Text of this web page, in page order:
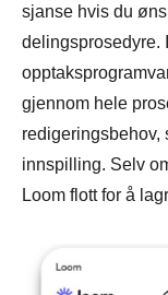
sjanse hvis du
delingsprosedyre.
gjennom hele
redigeringsbehov,
innspilling. Selv
Loom flott for å